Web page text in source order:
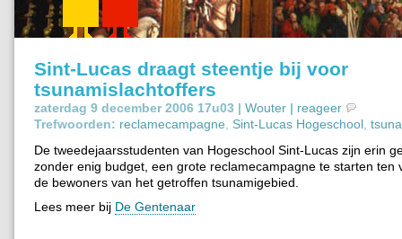
Sint-Lucas draagt steentje bij voor
tsunamislachtoffers
zaterdag 9 december 2006 17u03 | Wouter | reageer
Trefwoorden: reclamecampagne Sint-Lucas Hogeschool
De tweedejaarsstudenten van Hogeschool Sint-Lucas zijn erin
zonder enig budget, een grote reclamecampagne te starten ten
de bewoners van het getroffen tsunamigebied.
Lees meer bij De Gentenaar